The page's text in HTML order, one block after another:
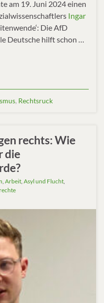
am 19. Juni 2024 einen
Ingar
Die AfD
Deutsche hilft schon …
, Rechtsruck
rechts: Wie
die
Arbeit Asyl und Flucht